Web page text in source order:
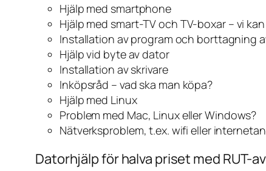
Hjälp med smartphone
Hjälp med smart-TV och TV-boxar – vi
Installation av program och borttagning
Hjälp vid byte av dator
Installation av skrivare
Inköpsråd – vad ska man köpa?
Hjälp med Linux
Problem med Mac, Linux eller Windows?
Nätverksproblem, t.ex. wifi eller
Datorhjälp för halva priset med RUT-